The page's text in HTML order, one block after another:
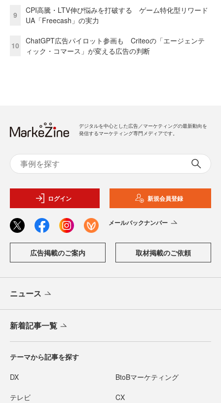
9
CPI高騰・LTV伸び悩みを打破する ゲーム特化型リワード
UA「Freecash」の実力
10
ChatGPT広告パイロット参画も Criteoの「エージェンテ
ィック・コマース」が変える広告の判断
デジタルを中心とした広告／マーケティングの最新動向を
発信するマーケティング専門メディアです。
ログイン 新規会員登録
メールバックナンバー
広告掲載のご案内 取材掲載のご依頼
ニュース
新着記事一覧
テーマから記事を探す
DX BtoBマーケティング
テレビ CX